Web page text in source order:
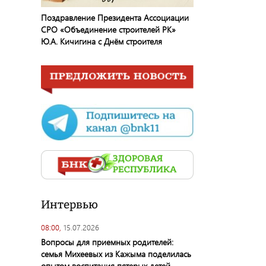
Поздравление Президента Ассоциации
СРО «Объединение строителей РК»
Ю.А. Кичигина с Днём строителя
Интервью
08:00, 15.07.2026
Вопросы для приемных родителей:
семья Михеевых из Кажыма поделилась